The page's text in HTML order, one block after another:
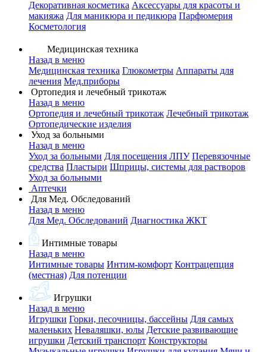
Декоративная косметика Аксессуары для красоты и
макияжа Для маникюра и педикюра Парфюмерия
Косметология
Медицинская техника
Назад в меню
Медицинская техника Глюкометры Аппараты для
лечения Мед.приборы
Ортопедия и лечебный трикотаж
Назад в меню
Ортопедия и лечебный трикотаж Лечебный трикотаж
Ортопедические изделия
Уход за больными
Назад в меню
Уход за больными Для посещения ЛПУ Перевязочные
средства Пластыри Шприцы, системы для растворов
Уход за больными
Аптечки
Для Мед. Обследований
Назад в меню
Для Мед. Обследований Диагностика ЖКТ
Интимные товары
Назад в меню
Интимные товары Интим-комфорт Контрацепция
(местная) Для потенции
Игрушки
Назад в меню
Игрушки Горки, песочницы, бассейны Для самых
маленьких Неваляшки, юлы Детские развивающие
игрушки Детский транспорт Конструкторы